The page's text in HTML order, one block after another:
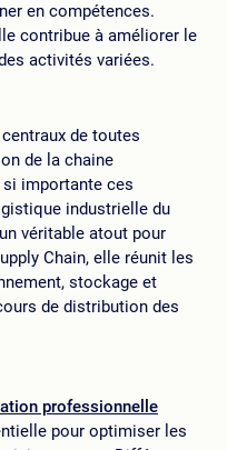
en compétences.
contribue à améliorer le
activités variées.
de toutes
de la chaine
si importante ces
industrielle du
véritable atout pour
Chain, elle réunit les
stockage et
de distribution des
professionnelle
pour optimiser les